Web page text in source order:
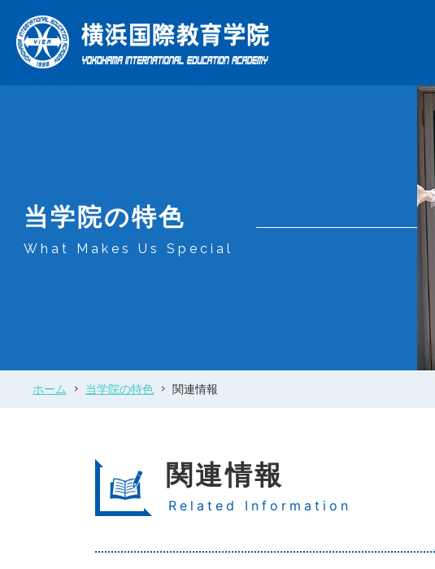
当学院の特色
What Makes Us Special
学院について
About Us
コース
Courses
総合日本語 ＜留
当学院の特色
What Makes Us Special
ホーム 当学院の特色 関連情報
関連情報
Related Information